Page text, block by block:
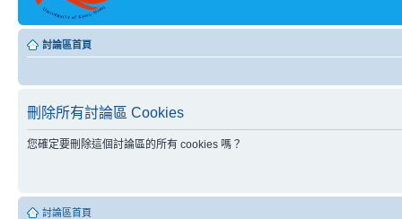
討論區首頁
刪除所有討論區 Cookies
您確定要刪除這個討論區的所有 cookies 嗎？
討論區首頁